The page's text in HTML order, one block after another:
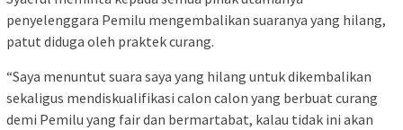
penyelenggara Pemilu mengembalikan suaranya yang hilang,
patut diduga oleh praktek curang.
“Saya menuntut suara saya yang hilang untuk dikembalikan
sekaligus mendiskualifikasi calon calon yang berbuat curang
demi Pemilu yang fair dan bermartabat, kalau tidak ini akan